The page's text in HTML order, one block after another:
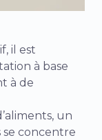
il est
à base
à de
un
se concentre